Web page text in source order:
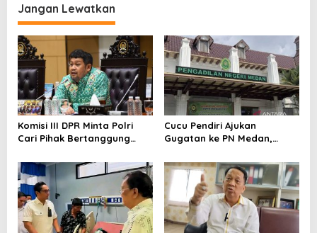
Jangan Lewatkan
Komisi III DPR Minta Polri
Cari Pihak Bertanggung
yang Picu Blackout
Cucu Pendiri Ajukan
Gugatan ke PN Medan,
Parulian